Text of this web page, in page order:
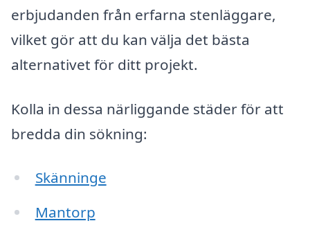
erbjudanden från erfarna stenläggare,
vilket gör att du kan välja det bästa
alternativet för ditt projekt.
Kolla in dessa närliggande städer för att
bredda din sökning:
Skänninge
Mantorp